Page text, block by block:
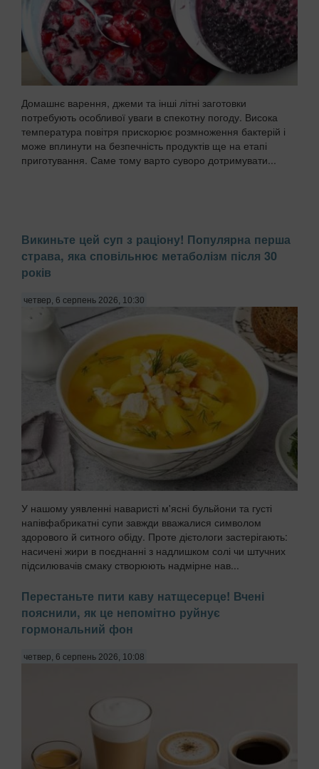
Домашнє варення, джеми та інші літні заготовки
потребують особливої уваги в спекотну погоду. Висока
температура повітря прискорює розмноження бактерій і
може вплинути на безпечність продуктів ще на етапі
приготування. Саме тому варто суворо дотримувати...
Викиньте цей суп з раціону! Популярна перша
страва, яка сповільнює метаболізм після 30
років
четвер, 6 серпень 2026, 10:30
У нашому уявленні наваристі м'ясні бульйони та густі
напівфабрикатні супи завжди вважалися символом
здорового й ситного обіду. Проте дієтологи застерігають:
насичені жири в поєднанні з надлишком солі чи штучних
підсилювачів смаку створюють надмірне нав...
Перестаньте пити каву натщесерце! Вчені
пояснили, як це непомітно руйнує
гормональний фон
четвер, 6 серпень 2026, 10:08